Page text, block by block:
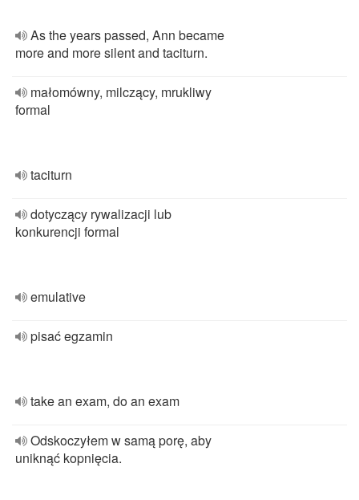
As the years passed, Ann became
more and more silent and taciturn.
małomówny, milczący, mrukliwy
formal
taciturn
dotyczący rywalizacji lub
konkurencji formal
emulative
pisać egzamin
take an exam, do an exam
Odskoczyłem w samą porę, aby
uniknąć kopnięcia.